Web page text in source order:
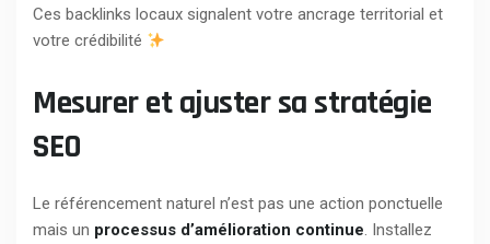
Ces backlinks locaux signalent votre ancrage territorial et
votre crédibilité
Mesurer et ajuster sa stratégie
SEO
Le référencement naturel n’est pas une action ponctuelle
mais un processus d’amélioration continue. Installez